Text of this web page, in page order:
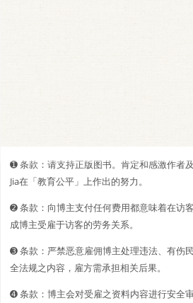
➊️ 条款：请支持正版图书。肯定和感激作者
Jia在「教育公平」上作出的努力。
➋️️ 条款：向博主支付任何费用都意味着在访
成博主受雇于访客的劳务关系。
➌ 条款：严禁恶意雇佣博主处理违法、有伤
全法规之内容，雇方需承担相关后果。
➍ 条款：博主会对受雇之资料内容进行安全